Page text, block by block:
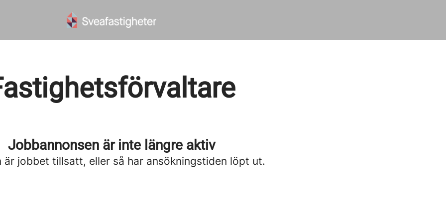
Jobbannonsen är inte längre aktiv
är jobbet tillsatt, eller så har ansökningstiden löpt ut.